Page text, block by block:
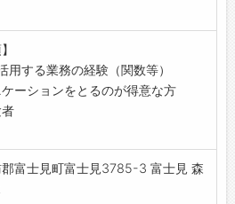
ます。
報の確認やシステム入力、解約手
契約内容の変更
タの取込を行い、電気料金を計算し
。
請求書送付（書類や葉書での郵
）
支払い状況確認・書類作成、書類
用する業務の経験（関数等）
ケーションをとるのが得意な方
者
富士見町富士見3785-3 富士見 森